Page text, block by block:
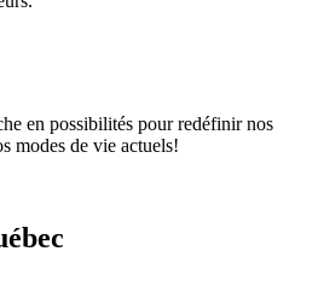
en possibilités pour redéfinir nos
modes de vie actuels!